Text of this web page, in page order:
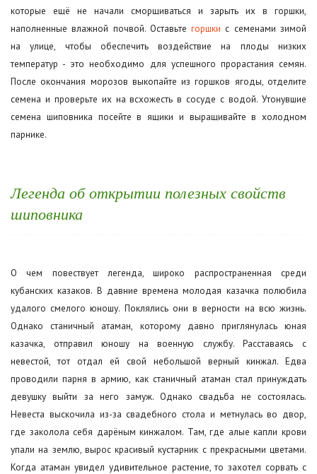
которые ещё не начали сморщиваться и зарыть их в горшки,
наполненные влажной почвой. Оставьтегоршки с семенами зимой
на улице, чтобы обеспечить воздействие на плоды низких
температур - это необходимо для успешного прорастания семян.
После окончания морозов выкопайте из горшков ягоды, отделите
семена и проверьте их на всхожесть в сосуде с водой. Утонувшие
семена шиповника посейте в ящики и выращивайте в холодном
парнике.
Легенда об открытии полезных свойств
шиповника
О чем повествует легенда, широко распространенная среди
кубанских казаков. В давние времена молодая казачка полюбила
удалого смелого юношу. Поклялись они в верности на всю жизнь.
Однако станичный атаман, которому давно приглянулась юная
казачка, отправил юношу на военную службу. Расставаясь с
невестой, тот отдал ей свой небольшой верный кинжал. Едва
проводили парня в армию, как станичный атаман стал принуждать
девушку выйти за него замуж. Однако свадьба не состоялась.
Невеста выскочила из-за свадебного стола и метнулась во двор,
где заколола себя дарёным кинжалом. Там, где алые капли крови
упали на землю, вырос красивый кустарник с прекрасными цветами.
Когда атаман увидел удивительное растение, то захотел сорвать с